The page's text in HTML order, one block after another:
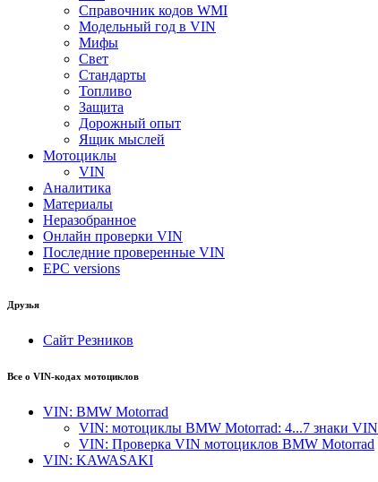
Справочник кодов WMI
Модельный год в VIN
Мифы
Свет
Стандарты
Топливо
Защита
Дорожный опыт
Ящик мыслей
Мотоциклы
VIN
Аналитика
Материалы
Неразобранное
Онлайн проверки VIN
Последние проверенные VIN
EPC versions
Друзья
Сайт Резников
Все о VIN-кодах мотоциклов
VIN: BMW Motorrad
VIN: мотоциклы BMW Motorrad: 4...7 знаки VIN
VIN: Проверка VIN мотоциклов BMW Motorrad
VIN: KAWASAKI